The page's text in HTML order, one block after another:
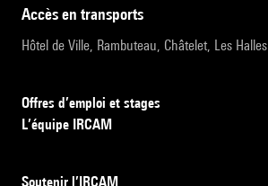
accès en transports
Hôtel de Ville, Rambuteau, Châtelet, Les Halles
Offres d’emploi et stages
L’équipe IRCAM
Soutenir l’IRCAM